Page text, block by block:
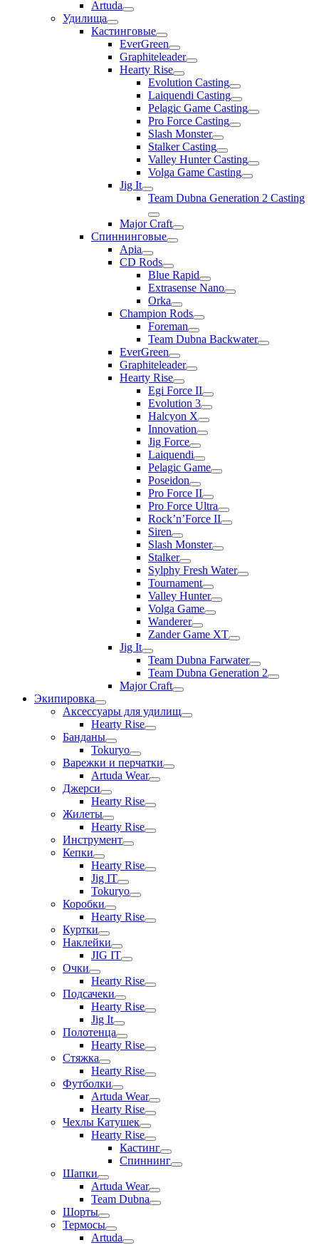
Artuda
Удилища
Кастинговые
EverGreen
Graphiteleader
Hearty Rise
Evolution Casting
Laiquendi Casting
Pelagic Game Casting
Pro Force Casting
Slash Monster
Stalker Casting
Valley Hunter Casting
Volga Game Casting
Jig It
Team Dubna Generation 2 Casting
Major Craft
Спиннинговые
Apia
CD Rods
Blue Rapid
Extrasense Nano
Orka
Champion Rods
Foreman
Team Dubna Backwater
EverGreen
Graphiteleader
Hearty Rise
Egi Force II
Evolution 3
Halcyon X
Innovation
Jig Force
Laiquendi
Pelagic Game
Poseidon
Pro Force II
Pro Force Ultra
Rock’n’Force II
Siren
Slash Monster
Stalker
Sylphy Fresh Water
Tournament
Valley Hunter
Volga Game
Wanderer
Zander Game XT
Jig It
Team Dubna Farwater
Team Dubna Generation 2
Major Craft
Экипировка
Аксессуары для удилищ
Hearty Rise
Банданы
Tokuryo
Варежки и перчатки
Artuda Wear
Джерси
Hearty Rise
Жилеты
Hearty Rise
Инструмент
Кепки
Hearty Rise
Jig IT
Tokuryo
Коробки
Hearty Rise
Куртки
Наклейки
JIG IT
Очки
Hearty Rise
Подсачеки
Hearty Rise
Jig It
Полотенца
Hearty Rise
Стяжка
Hearty Rise
Футболки
Artuda Wear
Hearty Rise
Чехлы Катушек
Hearty Rise
Кастинг
Спиннинг
Шапки
Artuda Wear
Team Dubna
Шорты
Термосы
Artuda